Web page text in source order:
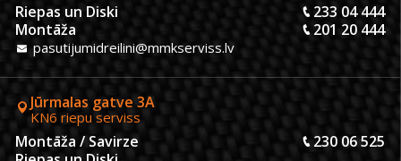
Riepas un Diski
233 04 444
Montāža
201 20 444
pasutijumidreilini@mmkserviss.lv
Jūrmalas gatve 3A
KN6 riepu serviss
Montāža / Savirze
230 06 525